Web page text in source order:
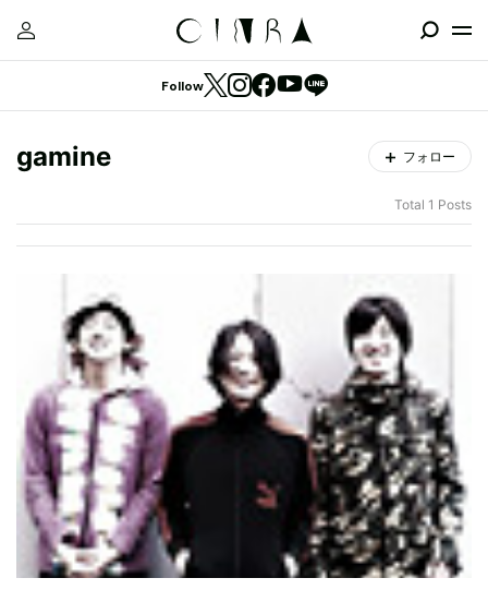
Follow
gamine フォロー
Total 1 Posts